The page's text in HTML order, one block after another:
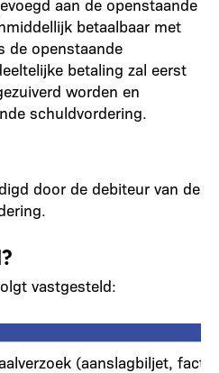
betaalbaar met
de openstaande
betaling zal eerst
worden en
schuldvordering.
door de debiteur van de
vastgesteld:
(aanslagbiljet,